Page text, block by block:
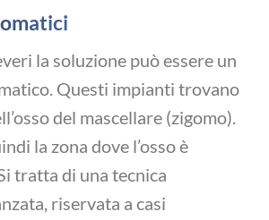
la soluzione può essere un
Questi impianti trovano
del mascellare (zigomo).
la zona dove l’osso è
tratta di una tecnica
riservata a casi